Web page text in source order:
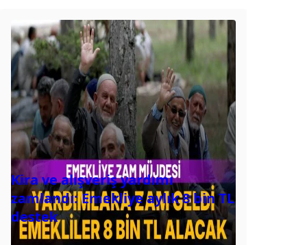
Kira ve alışveriş yardımı
zamlandı: Emekliye aylık 8 bin TL
destek